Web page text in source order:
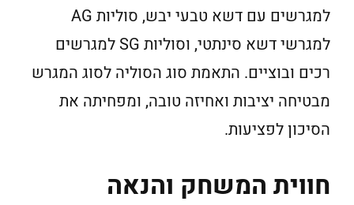
למגרשים עם דשא טבעי יבש, סוליות AG
למגרשי דשא סינתטי, וסוליות SG למגרשים
רכים ובוציים. התאמת סוג הסוליה לסוג המגרש
מבטיחה יציבות ואחיזה טובה, ומפחיתה את
הסיכון לפציעות.
חווית המשחק והנאה